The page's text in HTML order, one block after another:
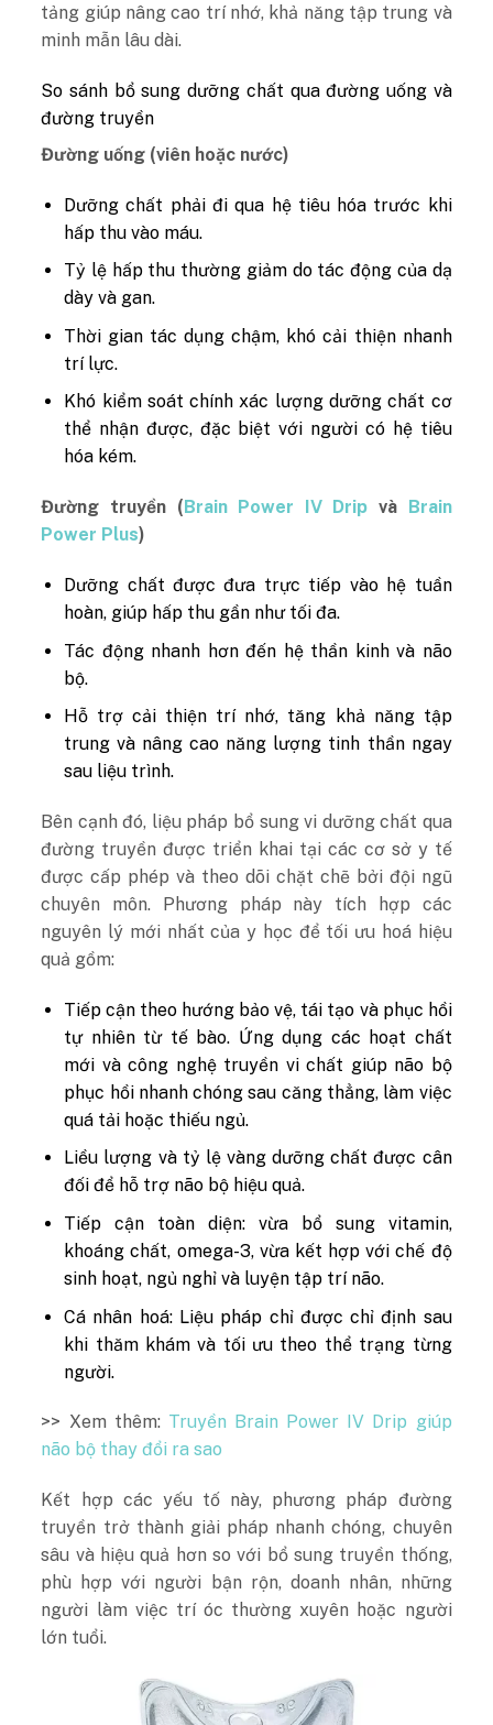
tảng giúp nâng cao trí nhớ, khả năng tập trung và
minh mẫn lâu dài.
So sánh bổ sung dưỡng chất qua đường uống và
đường truyền
Đường uống (viên hoặc nước)
Dưỡng chất phải đi qua hệ tiêu hóa trước khi
hấp thu vào máu.
Tỷ lệ hấp thu thường giảm do tác động của dạ
dày và gan.
Thời gian tác dụng chậm, khó cải thiện nhanh
trí lực.
Khó kiểm soát chính xác lượng dưỡng chất cơ
thể nhận được, đặc biệt với người có hệ tiêu
hóa kém.
Đường truyền ( Brain Power IV Drip và
Brain
Power Plus)
Dưỡng chất được đưa trực tiếp vào hệ tuần
hoàn, giúp hấp thu gần như tối đa.
Tác động nhanh hơn đến hệ thần kinh và não
bộ.
Hỗ trợ cải thiện trí nhớ, tăng khả năng tập
trung và nâng cao năng lượng tinh thần ngay
sau liệu trình.
Bên cạnh đó, liệu pháp bổ sung vi dưỡng chất qua
đường truyền được triển khai tại các cơ sở y tế
được cấp phép và theo dõi chặt chẽ bởi đội ngũ
chuyên môn. Phương pháp này tích hợp các
nguyên lý mới nhất của y học để tối ưu hoá hiệu
quả gồm:
Tiếp cận theo hướng bảo vệ, tái tạo và phục hồi
tự nhiên từ tế bào. Ứng dụng các hoạt chất
mới và công nghệ truyền vi chất giúp não bộ
phục hồi nhanh chóng sau căng thẳng, làm việc
quá tải hoặc thiếu ngủ.
Liều lượng và tỷ lệ vàng dưỡng chất được cân
đối để hỗ trợ não bộ hiệu quả.
Tiếp cận toàn diện: vừa bổ sung vitamin,
khoáng chất, omega-3, vừa kết hợp với chế độ
sinh hoạt, ngủ nghỉ và luyện tập trí não.
Cá nhân hoá: Liệu pháp chỉ được chỉ định sau
khi thăm khám và tối ưu theo thể trạng từng
người.
>> Xem thêm: Truyền Brain Power IV Drip giúp
não bộ thay đổi ra sao
Kết hợp các yếu tố này, phương pháp đường
truyền trở thành giải pháp nhanh chóng, chuyên
sâu và hiệu quả hơn so với bổ sung truyền thống,
phù hợp với người bận rộn, doanh nhân, những
người làm việc trí óc thường xuyên hoặc người
lớn tuổi.